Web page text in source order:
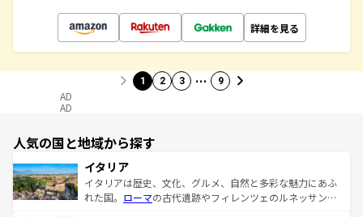
詳細を見る
1 2 3 … 9
AD
AD
人気の国と地域から探す
イタリア
イタリアは歴史、文化、グルメ、自然と多彩な魅力にあふ
れた国。 ローマの古代遺跡やフィレンツェのルネッサンス